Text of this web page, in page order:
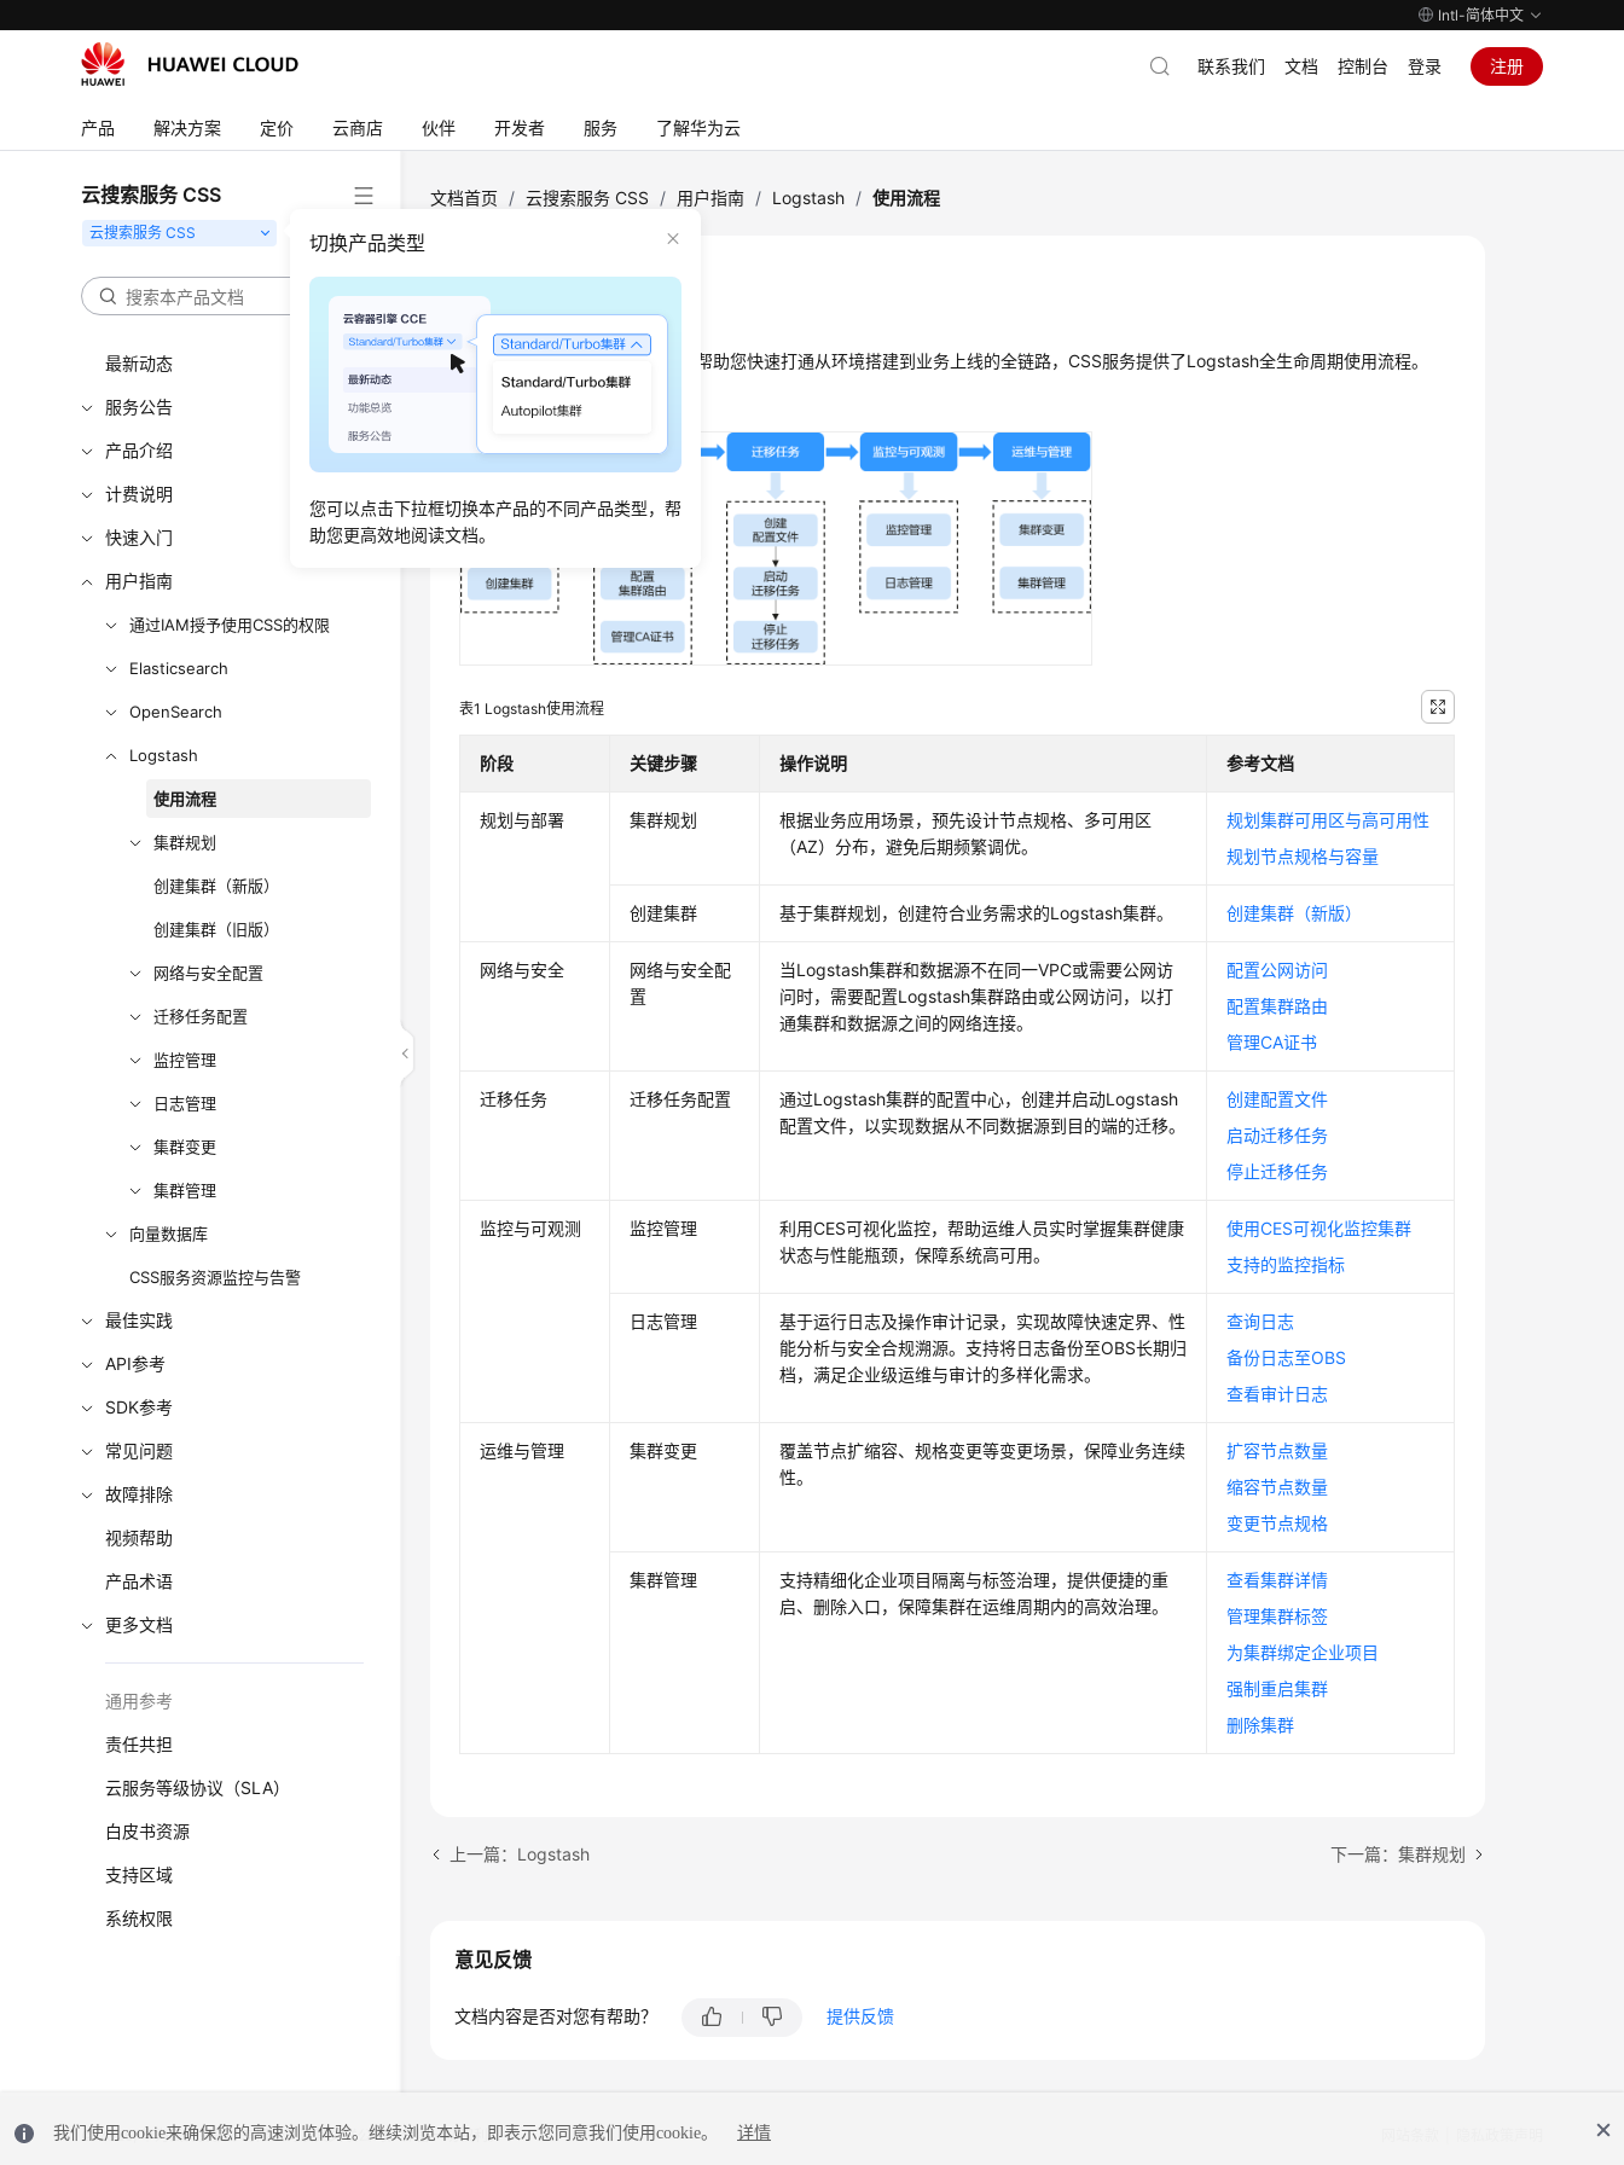
Intl-简体中文
产品 解决方案 定价 云商店 伙伴 开发者 服务 了解华为云
联系我们 文档 控制台 登录 注册
云搜索服务 CSS
切换产品类型
您可以点击下拉框切换本产品的不同产品类型，帮
助您更高效地阅读文档。
最新动态
服务公告
产品介绍
计费说明
快速入门
用户指南
通过IAM授予使用CSS的权限
Elasticsearch
OpenSearch
Logstash
使用流程
集群规划
创建集群（新版）
创建集群（旧版）
网络与安全配置
迁移任务配置
监控管理
日志管理
集群变更
集群管理
向量数据库
CSS服务资源监控与告警
最佳实践
API参考
SDK参考
常见问题
故障排除
视频帮助
产品术语
更多文档
通用参考
责任共担
云服务等级协议（SLA）
白皮书资源
支持区域
系统权限
文档首页 / 云搜索服务 CSS / 用户指南 / Logstash / 使用流程
使用流程
在构建企业级搜索应用时，为了帮助您快速打通从环境搭建到业务上线的全链路，CSS服务提供了Logstash全生命周期使用流程。
Logstash使用流程图
表1 Logstash使用流程
阶段 关键步骤 操作说明 参考文档
规划与部署 集群规划
根据业务应用场景，预先设计节点规格、多可用区
（AZ）分布，避免后期频繁调优。
规划集群可用区与高可用性
规划节点规格与容量
创建集群 基于集群规划，创建符合业务需求的Logstash集群。 创建集群（新版）
网络与安全
网络与安全配
置
当Logstash集群和数据源不在同一VPC或需要公网访
问时，需要配置Logstash集群路由或公网访问，以打
通集群和数据源之间的网络连接。
配置公网访问
配置集群路由
管理CA证书
迁移任务 迁移任务配置
通过Logstash集群的配置中心，创建并启动Logstash
配置文件，以实现数据从不同数据源到目的端的迁移。
创建配置文件
启动迁移任务
停止迁移任务
监控与可观测 监控管理
利用CES可视化监控，帮助运维人员实时掌握集群健康
状态与性能瓶颈，保障系统高可用。
使用CES可视化监控集群
支持的监控指标
日志管理
基于运行日志及操作审计记录，实现故障快速定界、性
能分析与安全合规溯源。支持将日志备份至OBS长期归
档，满足企业级运维与审计的多样化需求。
查询日志
备份日志至OBS
查看审计日志
运维与管理 集群变更
覆盖节点扩缩容、规格变更等变更场景，保障业务连续
性。
扩容节点数量
缩容节点数量
变更节点规格
集群管理
支持精细化企业项目隔离与标签治理，提供便捷的重
启、删除入口，保障集群在运维周期内的高效治理。
查看集群详情
管理集群标签
为集群绑定企业项目
强制重启集群
删除集群
上一篇：Logstash 下一篇：集群规划
意见反馈
文档内容是否对您有帮助？ 提供反馈
我们使用cookie来确保您的高速浏览体验。继续浏览本站，即表示您同意我们使用cookie。 详情
© 2026, 华为云计算技术有限公司及其关联公司。保留一切权利。